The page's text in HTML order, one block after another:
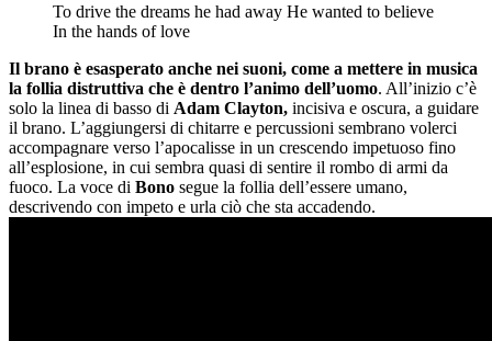
To drive the dreams he had away He wanted to believe
In the hands of love
Il brano è esasperato anche nei suoni, come a mettere in musica
la follia distruttiva che è dentro l’animo dell’uomo. All’inizio c’è
solo la linea di basso di Adam Clayton, incisiva e oscura, a guidare
il brano. L’aggiungersi di chitarre e percussioni sembrano volerci
accompagnare verso l’apocalisse in un crescendo impetuoso fino
all’esplosione, in cui sembra quasi di sentire il rombo di armi da
fuoco. La voce di Bono segue la follia dell’essere umano,
descrivendo con impeto e urla ciò che sta accadendo.